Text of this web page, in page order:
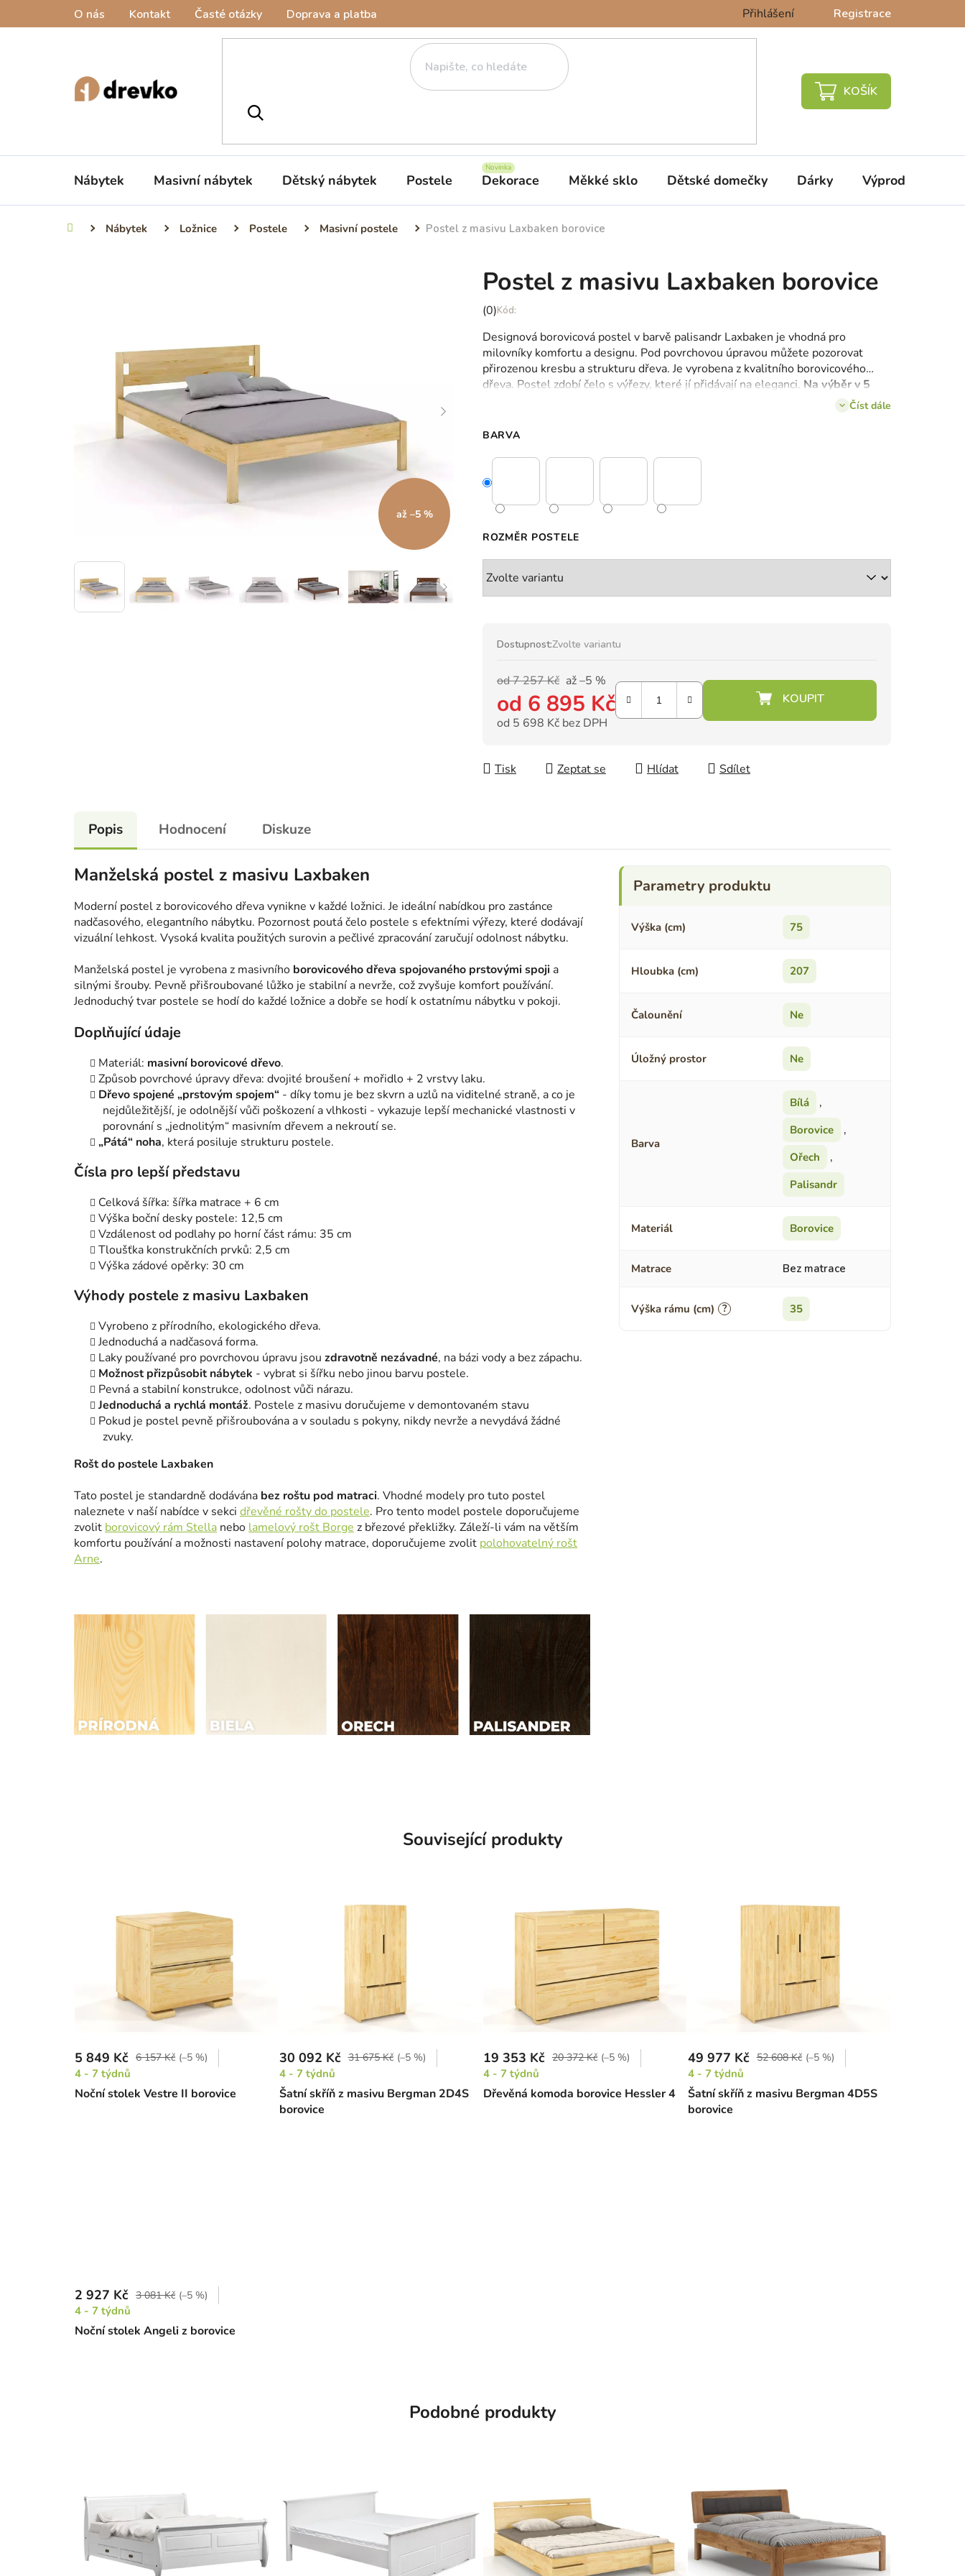
O nás Kontakt Časté otázky Doprava a platba Přihlášení Registrace
NÁKUPNÍ
Nábytek Masivní nábytek Dětský nábytek Postele Dekorace Měkké sklo Dětské domečky Dárky Výprodej %
Domů Nábytek Ložnice Postele Masivní postele Postel z masivu Laxbaken borovice
Postel z masivu Laxbaken borovice
Průměrné
produktu
je
0,0
z
(0)
Designová borovicová postel v barvě palisandr Laxbaken je vhodná pro
milovníky komfortu a designu. Pod povrchovou úpravou můžete pozorovat
přirozenou kresbu a strukturu dřeva. Je vyrobena z kvalitního borovicového
dřeva. Postel zdobí čelo s výřezy, které jí přidávají na eleganci. Na výběr v 5
Číst dále
BARVA
ROZMĚR POSTELE
Dostupnost:Zvolte variantu
od 7 257 Kč až –5 %
od 6 895 Kč
od 5 698 Kč bez DPH
Tisk
Zeptat se Hlídat Sdílet
až –5 %
Popis Hodnocení Diskuze
Manželská postel z masivu Laxbaken
Moderní postel z borovicového dřeva vynikne v každé ložnici. Je ideální nabídkou pro zastánce
nadčasového, elegantního nábytku. Pozornost poutá čelo postele s efektními výřezy, které dodávají
vizuální lehkost. Vysoká kvalita použitých surovin a pečlivé zpracování zaručují odolnost nábytku.
Manželská postel je vyrobena z masivního borovicového dřeva spojovaného prstovými spoji a
silnými šrouby. Pevně ​​přišroubované lůžko je stabilní a nevrže, což zvyšuje komfort používání.
Jednoduchý tvar postele se hodí do každé ložnice a dobře se hodí k ostatnímu nábytku v pokoji.
Doplňující údaje
Materiál: masivní borovicové dřevo.
Způsob povrchové úpravy dřeva: dvojité broušení + mořidlo + 2 vrstvy laku.
Dřevo spojené „prstovým spojem“ - díky tomu je bez skvrn a uzlů na viditelné straně, a co je
nejdůležitější, je odolnější vůči poškození a vlhkosti - vykazuje lepší mechanické vlastnosti v
porovnání s „jednolitým“ masivním dřevem a nekroutí se.
„Pátá“ noha, která posiluje strukturu postele.
Čísla pro lepší představu
Celková šířka: šířka matrace + 6 cm
Výška boční desky postele: 12,5 cm
Vzdálenost od podlahy po horní část rámu: 35 cm
Tloušťka konstrukčních prvků: 2,5 cm
Výška zádové opěrky: 30 cm
Výhody postele z masivu Laxbaken
Vyrobeno z přírodního, ekologického dřeva.
Jednoduchá a nadčasová forma.
Laky používané pro povrchovou úpravu jsou zdravotně nezávadné, na bázi vody a bez zápachu.
Možnost přizpůsobit nábytek - vybrat si šířku nebo jinou barvu postele.
Pevná a stabilní konstrukce, odolnost vůči nárazu.
Jednoduchá a rychlá montáž. Postele z masivu doručujeme v demontovaném stavu
Pokud je postel pevně přišroubována a v souladu s pokyny, nikdy nevrže a nevydává žádné
zvuky.
Rošt do postele Laxbaken
Tato postel je standardně dodávána bez roštu pod matraci. Vhodné modely pro tuto postel
naleznete v naší nabídce v sekci dřevěné rošty do postele. Pro tento model postele doporučujeme
zvolit borovicový rám Stella nebo lamelový rošt Borge z březové překližky. Záleží-li vám na větším
komfortu používání a možnosti nastavení polohy matrace, doporučujeme zvolit polohovatelný rošt
Arne.
Výška (cm) 75
Hloubka (cm) 207
Čalounění Ne
Úložný prostor Ne
Barva
Bílá
,
Borovice
,
Ořech
,
Palisandr
Materiál Borovice
Matrace Bez matrace
?
Výška rámu (cm) 35
Související produkty
Noční stolek Vestre II borovice
5 849 Kč 6 157 Kč (–5 %)
4 - 7 týdnů
Šatní skříň z masivu Bergman 2D4S
borovice
30 092 Kč 31 675 Kč (–5 %)
4 - 7 týdnů
Dřevěná komoda borovice Hessler 4
19 353 Kč 20 372 Kč (–5 %)
4 - 7 týdnů
Šatní skříň z masivu Bergman 4D5S
borovice
49 977 Kč 52 608 Kč (–5 %)
4 - 7 týdnů
Noční stolek Angeli z borovice
2 927 Kč 3 081 Kč (–5 %)
4 - 7 týdnů
Podobné produkty